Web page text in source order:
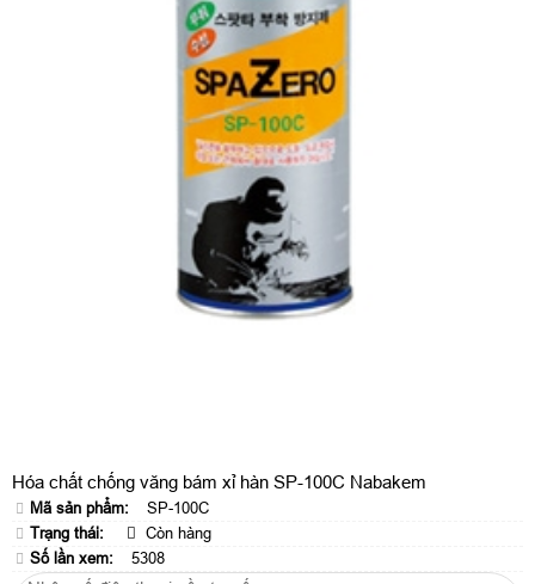
Hóa chất chống văng bám xỉ hàn SP-100C Nabakem
Mã sản phẩm:
SP-100C
Trạng thái:
Còn hàng
Số lần xem:
5308